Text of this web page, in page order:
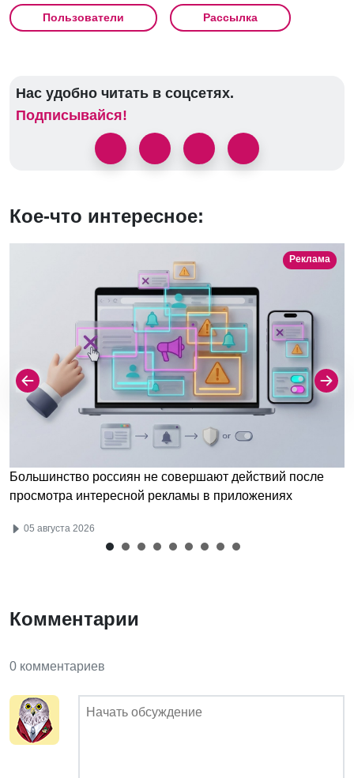
Пользователи Рассылка
Нас удобно читать в соцсетях.
Подписывайся!
Кое-что интересное:
Реклама
Большинство россиян не совершают действий после
просмотра интересной рекламы в приложениях
05 августа 2026
Комментарии
0 комментариев